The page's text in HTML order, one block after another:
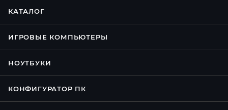
КАТАЛОГ
ИГРОВЫЕ КОМПЬЮТЕРЫ
НОУТБУКИ
КОНФИГУРАТОР ПК